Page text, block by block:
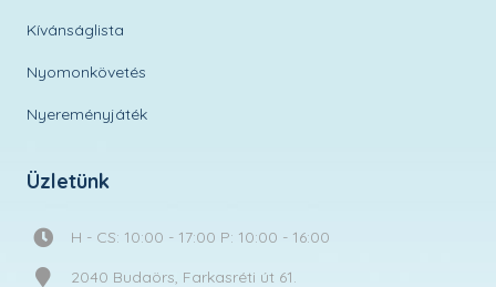
Kívánságlista
Nyomonkövetés
Nyereményjáték
Üzletünk
H - CS: 10:00 - 17:00 P: 10:00 - 16:00
2040 Budaörs, Farkasréti út 61.